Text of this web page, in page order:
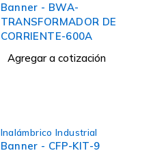
Banner - BWA-
TRANSFORMADOR DE
CORRIENTE-600A
Agregar a cotización
Inalámbrico Industrial
Banner - CFP-KIT-9